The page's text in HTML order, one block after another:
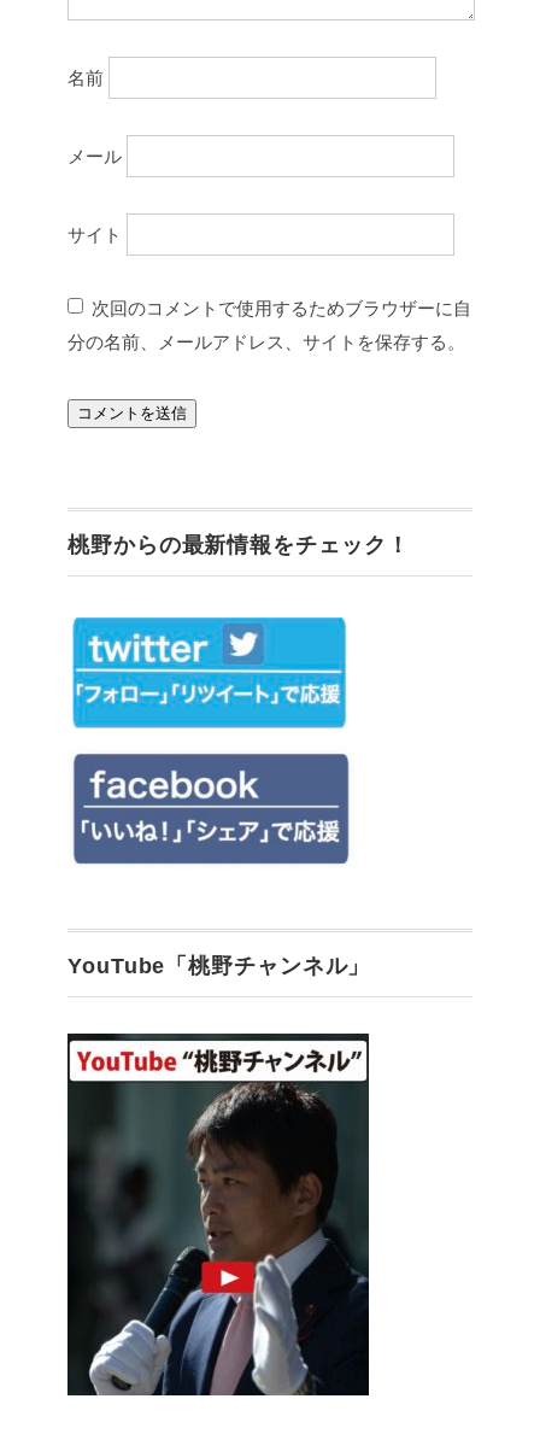
名前
メール
サイト
次回のコメントで使用するためブラウザーに自
分の名前、メールアドレス、サイトを保存する。
桃野からの最新情報をチェック！
YouTube「桃野チャンネル」